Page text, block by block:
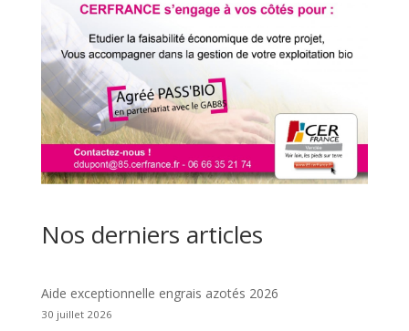
Nos derniers articles
Aide exceptionnelle engrais azotés 2026
30 juillet 2026